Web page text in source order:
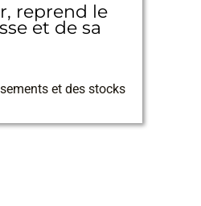
reprend le
et de sa
et des stocks